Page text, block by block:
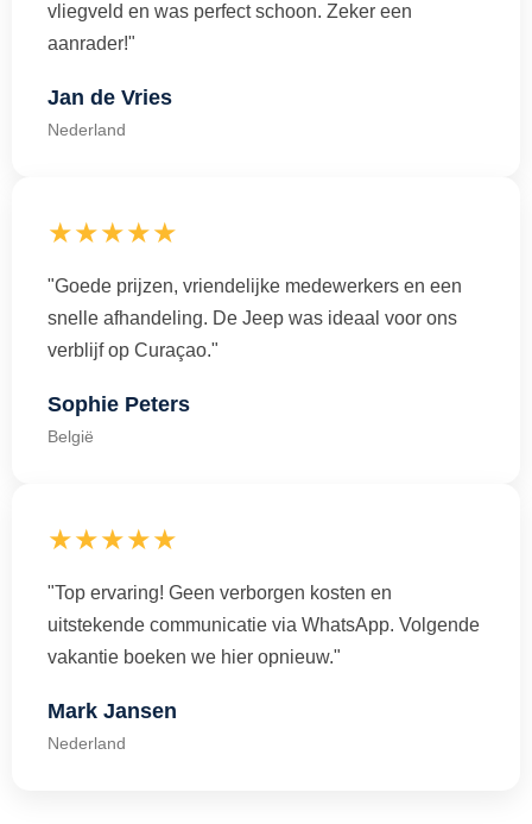
vliegveld en was perfect schoon. Zeker een
aanrader!"
Jan de Vries
Nederland
★★★★★
"Goede prijzen, vriendelijke medewerkers en een
snelle afhandeling. De Jeep was ideaal voor ons
verblijf op Curaçao."
Sophie Peters
België
★★★★★
"Top ervaring! Geen verborgen kosten en
uitstekende communicatie via WhatsApp. Volgende
vakantie boeken we hier opnieuw."
Mark Jansen
Nederland